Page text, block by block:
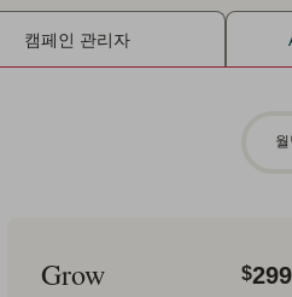
캠페인 관리자
월
Grow $299